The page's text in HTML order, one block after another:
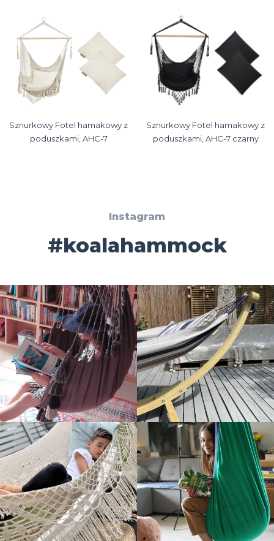
Sznurkowy Fotel hamakowy z
poduszkami, AHC-7
Sznurkowy Fotel hamakowy z
poduszkami, AHC-7 czarny
Instagram
#koalahammock